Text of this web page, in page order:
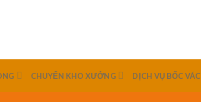
CHUYỂN KHO XƯỞNG DỊCH VỤ BỐC VÁC